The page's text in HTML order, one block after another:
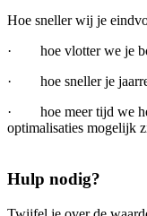
Hoe sneller wij je
· hoe vlotter we je
· hoe sneller je
· hoe meer tijd we
optimalisaties mogelijk
Hulp nodig?